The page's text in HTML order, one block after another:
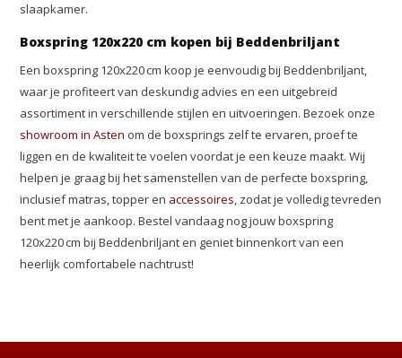
slaapkamer.
Boxspring 120x220 cm kopen bij Beddenbriljant
Een boxspring 120x220 cm koop je eenvoudig bij Beddenbriljant,
waar je profiteert van deskundig advies en een uitgebreid
assortiment in verschillende stijlen en uitvoeringen. Bezoek onze
showroom in Asten om de boxsprings zelf te ervaren, proef te
liggen en de kwaliteit te voelen voordat je een keuze maakt. Wij
helpen je graag bij het samenstellen van de perfecte boxspring,
inclusief matras, topper en accessoires, zodat je volledig tevreden
bent met je aankoop. Bestel vandaag nog jouw boxspring
120x220 cm bij Beddenbriljant en geniet binnenkort van een
heerlijk comfortabele nachtrust!